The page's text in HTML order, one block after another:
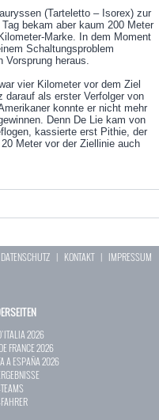
(Tarteletto – Isorex) zur
bekam aber kaum 200 Meter
Marke. In dem Moment
Schaltungsproblem
heraus.
vier Kilometer vor dem Ziel
darauf als erster Verfolger von
konnte er nicht mehr
Denn De Lie kam von
kassierte erst Pithie, der
Meter vor der Ziellinie auch
DATENSCHUTZ | KONTAKT| IMPRESSUM
2026
FRANCE 2026
A ESPAÑA 2026